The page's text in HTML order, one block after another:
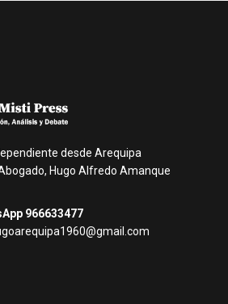
desde Arequipa
Hugo Alfredo Amanque
966633477